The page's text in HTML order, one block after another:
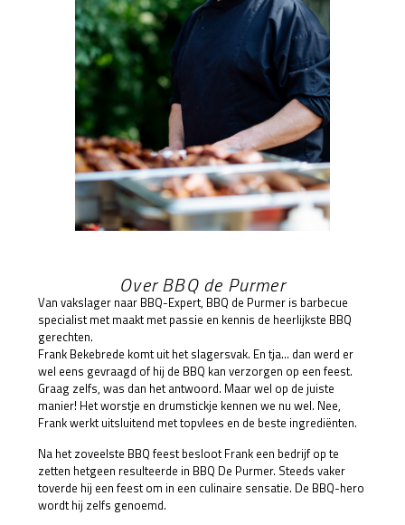
Over BBQ de Purmer
Van vakslager naar BBQ-Expert, BBQ de Purmer is barbecue
specialist met maakt met passie en kennis de heerlijkste BBQ
gerechten.
Frank Bekebrede komt uit het slagersvak. En tja… dan werd er
wel eens gevraagd of hij de BBQ kan verzorgen op een feest.
Graag zelfs, was dan het antwoord. Maar wel op de juiste
manier! Het worstje en drumstickje kennen we nu wel. Nee,
Frank werkt uitsluitend met topvlees en de beste ingrediënten.
Na het zoveelste BBQ feest besloot Frank een bedrijf op te
zetten hetgeen resulteerde in BBQ De Purmer. Steeds vaker
toverde hij een feest om in een culinaire sensatie. De BBQ-hero
wordt hij zelfs genoemd.